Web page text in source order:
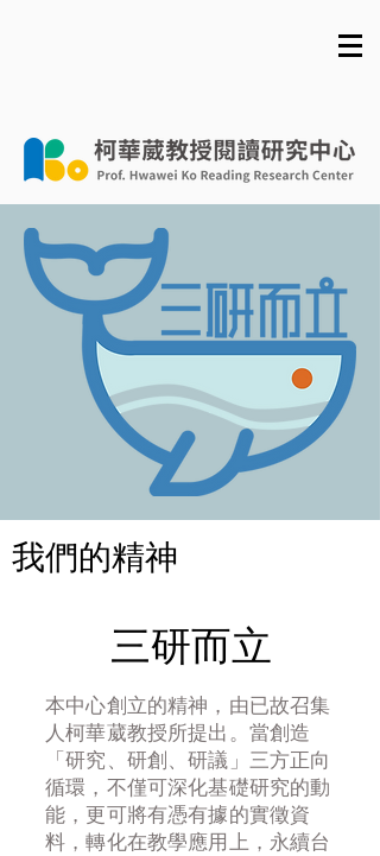
我們的精神
三研而立
本中心創立的精神，由已故召集
人柯華葳教授所提出。當創造
「研究、研創、研議」三方正向
循環，不僅可深化基礎研究的動
能，更可將有憑有據的實徵資
料，轉化在教學應用上，永續台